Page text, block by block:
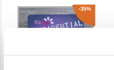
-35%